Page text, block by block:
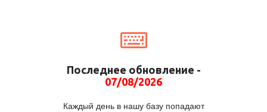
Последнее обновление -
07/08/2026
Каждый день в нашу базу попадают